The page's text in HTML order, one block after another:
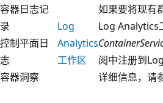
容器日志记
录
控制平面日
志
容器洞察
Log
Analytics
工作区
如果要将现有
Log Analytics
阅中注册到
详细信息，请